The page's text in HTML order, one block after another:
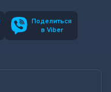
Поделиться
в Viber